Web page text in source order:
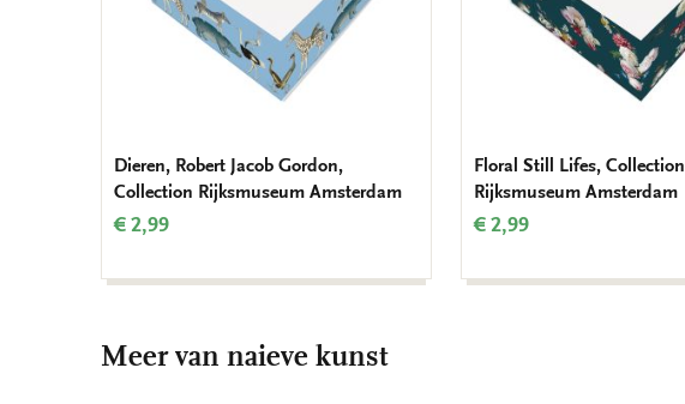
Dieren, Robert Jacob Gordon,
Collection Rijksmuseum Amsterdam
€ 2,99
Floral Still Lifes, Collection
Rijksmuseum Amsterdam
€ 2,99
Meer van naieve kunst